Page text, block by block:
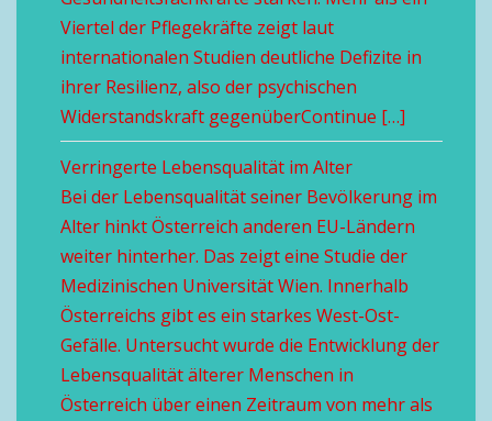
Viertel der Pflegekräfte zeigt laut
internationalen Studien deutliche Defizite in
ihrer Resilienz, also der psychischen
Widerstandskraft gegenüberContinue […]
Verringerte Lebensqualität im Alter
Bei der Lebensqualität seiner Bevölkerung im
Alter hinkt Österreich anderen EU-Ländern
weiter hinterher. Das zeigt eine Studie der
Medizinischen Universität Wien. Innerhalb
Österreichs gibt es ein starkes West-Ost-
Gefälle. Untersucht wurde die Entwicklung der
Lebensqualität älterer Menschen in
Österreich über einen Zeitraum von mehr als